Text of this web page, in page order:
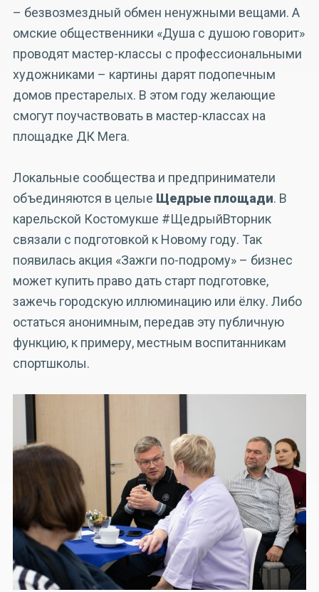
– безвозмездный обмен ненужными вещами. А
омские общественники «Душа с душою говорит»
проводят мастер-классы с профессиональными
художниками – картины дарят подопечным
домов престарелых. В этом году желающие
смогут поучаствовать в мастер-классах на
площадке ДК Мега.
Локальные сообщества и предприниматели
объединяются в целые Щедрые площади. В
карельской Костомукше #ЩедрыйВторник
связали с подготовкой к Новому году. Так
появилась акция «Зажги по-подрому» – бизнес
может купить право дать старт подготовке,
зажечь городскую иллюминацию или ёлку. Либо
остаться анонимным, передав эту публичную
функцию, к примеру, местным воспитанникам
спортшколы.